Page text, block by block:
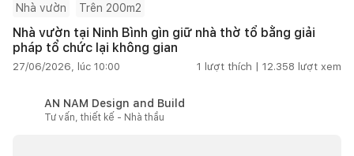
Nhà vườn Trên 200m2
Nhà vườn tại Ninh Bình gìn giữ nhà thờ tổ bằng giải
pháp tổ chức lại không gian
27/06/2026, lúc 10:00 1 lượt thích | 12.358 lượt xem
AN NAM Design and Build
Tư vấn, thiết kế - Nhà thầu